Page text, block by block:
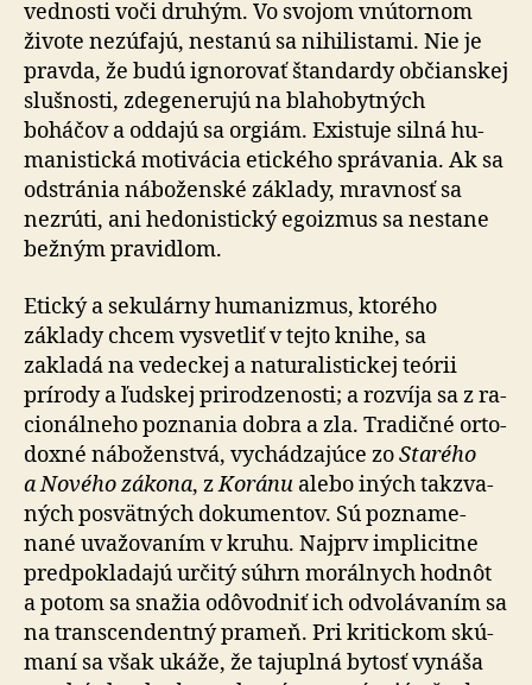
ved­nosti voči druhým. Vo svojom vnútornom
živote nezúfajú, nestanú sa ni­hi­lis­tami. Nie je
pravda, že budú ignorovať štandardy občianskej
slušnosti, zde­ge­ne­rujú na bla­ho­byt­ných
boháčov a oddajú sa orgiám. Existuje silná hu­
ma­nis­tická mo­ti­vácia etického správania. Ak sa
odstránia náboženské základy, mravnosť sa
nezrúti, ani he­do­nis­tický egoizmus sa nestane
bežným pravidlom.
Etický a sekulárny humanizmus, ktorého
základy chcem vysvetliť v tejto knihe, sa
zakladá na ve­dec­kej a na­tu­ra­lis­tickej teórii
prírody a ľudskej pri­ro­dze­nosti; a roz­ví­ja sa z ra­
cio­nál­neho poznania dobra a zla. Tradičné orto­
doxné náboženstvá, vy­chá­dza­júce zoStarého
a Nového zákona, zKoránu alebo iných tak­zva­
ných po­svät­ných do­ku­men­tov. Sú po­zna­me­
nané uva­žo­va­ním v kruhu. Najprv im­pli­citne
pred­po­kla­dajú určitý súhrn mo­rál­nych hodnôt
a po­tom sa snažia odô­vod­niť ich od­vo­lá­va­ním sa
na trans­cen­dentný prameň. Pri kri­tic­kom skú­
ma­ní sa však ukáže, že taju­plná bytosť vynáša